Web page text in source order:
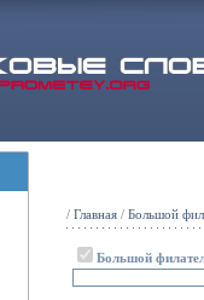
/ Главная / Большой
Большой